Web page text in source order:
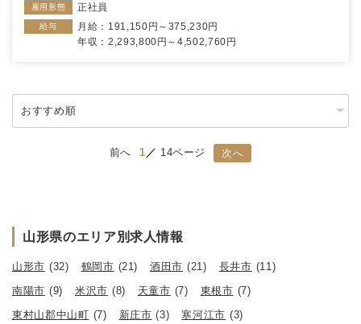
雇用形態 正社員
給与
月給：191,150円～375,230円
年収：2,293,800円～4,502,760円
前へ 1 14ページ 次へ
山形県のエリア別求人情報
山形市 (32) 鶴岡市 (21) 酒田市 (21) 長井市 (11)
南陽市 (9) 米沢市 (8) 天童市 (7) 東根市 (7)
東村山郡中山町 (7) 新庄市 (3) 寒河江市 (3)